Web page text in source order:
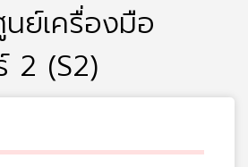
ย์เครื่องมือ
2 (S2)